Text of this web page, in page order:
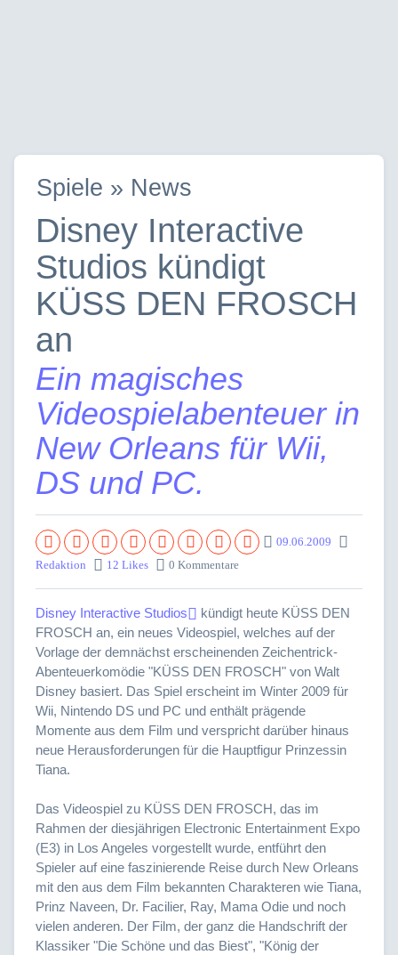
Spiele » News
Disney Interactive
Studios kündigt
KÜSS DEN FROSCH
an
Ein magisches
Videospielabenteuer in
New Orleans für Wii,
DS und PC.
09.06.2009
Redaktion
12 Likes 0 Kommentare
Disney Interactive Studios
kündigt heute KÜSS DEN
FROSCH an, ein neues Videospiel, welches auf der
Vorlage der demnächst erscheinenden Zeichentrick-
Abenteuerkomödie "KÜSS DEN FROSCH" von Walt
Disney basiert. Das Spiel erscheint im Winter 2009 für
Wii, Nintendo DS und PC und enthält prägende
Momente aus dem Film und verspricht darüber hinaus
neue Herausforderungen für die Hauptfigur Prinzessin
Tiana.
Das Videospiel zu KÜSS DEN FROSCH, das im
Rahmen der diesjährigen Electronic Entertainment Expo
(E3) in Los Angeles vorgestellt wurde, entführt den
Spieler auf eine faszinierende Reise durch New Orleans
mit den aus dem Film bekannten Charakteren wie Tiana,
Prinz Naveen, Dr. Facilier, Ray, Mama Odie und noch
vielen anderen. Der Film, der ganz die Handschrift der
Klassiker "Die Schöne und das Biest", "König der